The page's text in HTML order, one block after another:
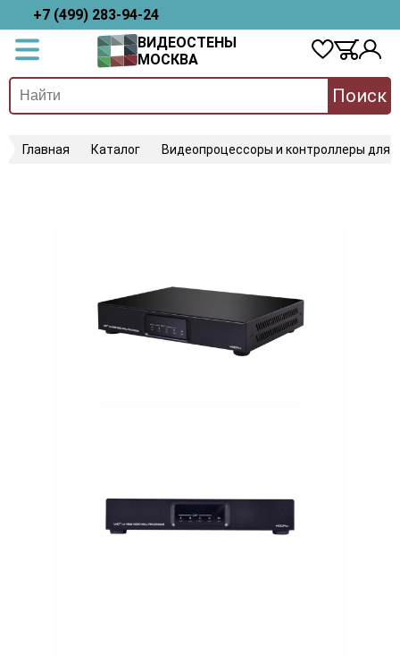
+7 (499) 283-94-24
ВИДЕОСТЕНЫ
МОСКВА
Поиск
Главная Каталог Видеопроцессоры и контроллеры для